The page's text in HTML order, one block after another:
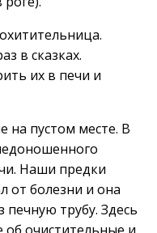
в сказках.
их в печи и
на пустом месте. В
Наши предки
от болезни и она
трубу. Здесь